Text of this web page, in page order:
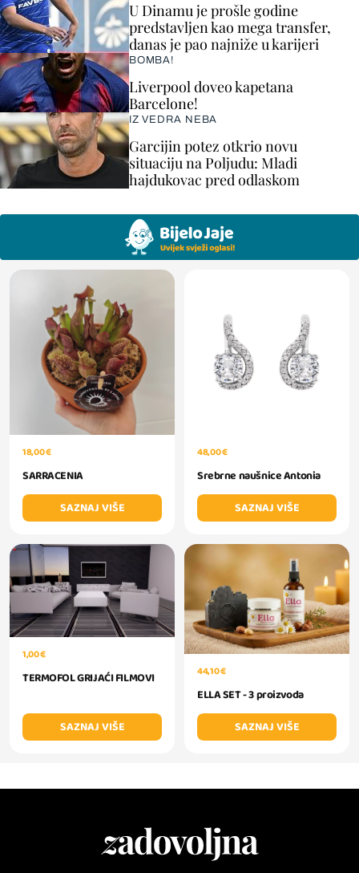
U Dinamu je prošle godine
predstavljen kao mega transfer,
danas je pao najniže u karijeri
BOMBA!
Liverpool doveo kapetana
Barcelone!
IZ VEDRA NEBA
Garcijin potez otkrio novu
situaciju na Poljudu: Mladi
hajdukovac pred odlaskom
18,00 €
SARRACENIA
SAZNAJ VIŠE
48,00 €
Srebrne naušnice Antonia
SAZNAJ VIŠE
1,00 €
TERMOFOL GRIJAĆI FILMOVI
SAZNAJ VIŠE
44,10 €
ELLA SET - 3 proizvoda
SAZNAJ VIŠE